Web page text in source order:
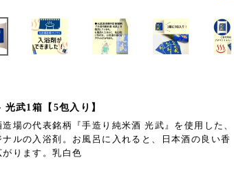
光武1箱【5包入り】
造場の代表銘柄『手造り純米酒 光武』を使用した、
ナルの入浴剤。お風呂に入れると、日本酒の良い香
がります。乳白色